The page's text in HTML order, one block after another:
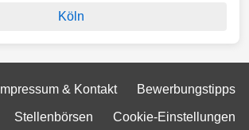
Köln
Impressum & Kontakt Bewerbungstipps
Stellenbörsen Cookie-Einstellungen